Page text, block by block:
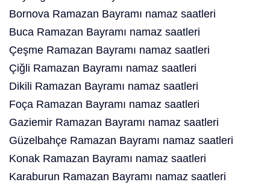
Bornova Ramazan Bayramı namaz saatleri
Buca Ramazan Bayramı namaz saatleri
Çeşme Ramazan Bayramı namaz saatleri
Çiğli Ramazan Bayramı namaz saatleri
Dikili Ramazan Bayramı namaz saatleri
Foça Ramazan Bayramı namaz saatleri
Gaziemir Ramazan Bayramı namaz saatleri
Güzelbahçe Ramazan Bayramı namaz saatleri
Konak Ramazan Bayramı namaz saatleri
Karaburun Ramazan Bayramı namaz saatleri